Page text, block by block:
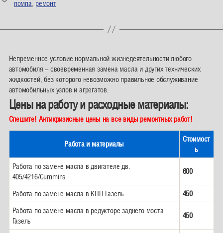
помпа ремонт
Непременное условие нормальной жизнедеятельности любого
автомобиля – своевременная замена масла и других технических
жидкостей, без которого невозможно правильное обслуживание
автомобильных узлов и агрегатов.
Цены на работу и расходные материалы:
Спешите! Антикризисные цены на все виды ремонтных работ!
Работа и материалы
Стоимост
ь
Работа по замене масла в двигателе дв.
405/4216/Cummins
600
Работа по замене масла в КПП Газель
450
Работа по замене масла в редукторе заднего моста
Газель
450